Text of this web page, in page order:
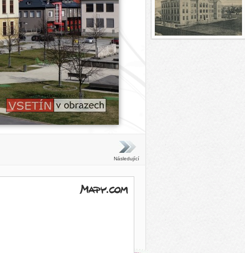
Následující